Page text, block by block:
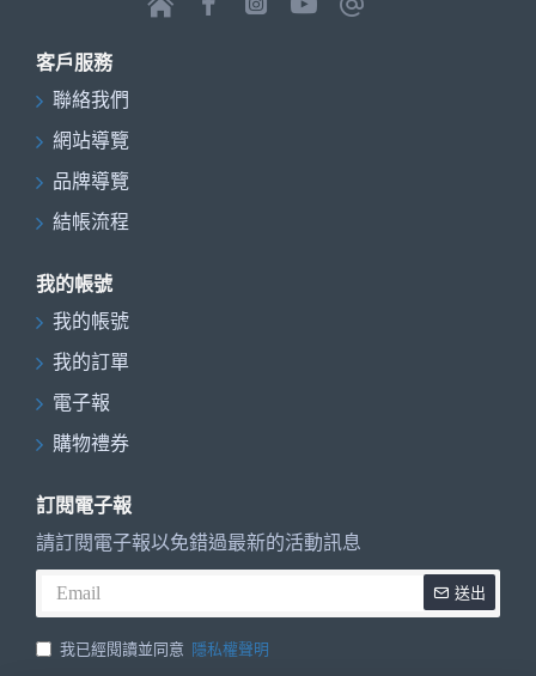
客戶服務
聯絡我們
網站導覽
品牌導覽
結帳流程
我的帳號
我的帳號
我的訂單
電子報
購物禮券
訂閱電子報
請訂閱電子報以免錯過最新的活動訊息
送出
我已經閱讀並同意 隱私權聲明